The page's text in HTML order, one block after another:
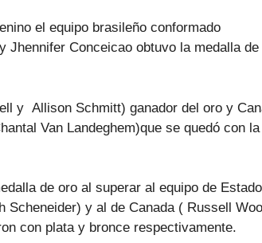
el equipo brasileño conformado
Conceicao obtuvo la medalla de
y Allison Schmitt) ganador del oro y
Van Landeghem)que se quedó con la
de oro al superar al equipo de
Scheneider) y al de Canada ( Russell
con plata y bronce respectivamente.